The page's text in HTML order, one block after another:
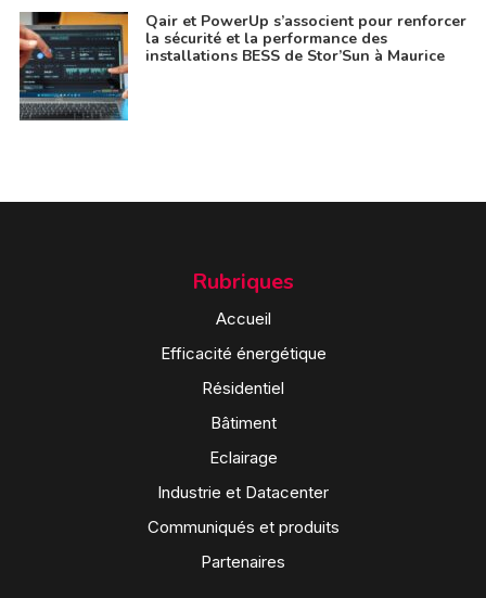
Qair et PowerUp s’associent pour renforcer
la sécurité et la performance des
installations BESS de Stor’Sun à Maurice
Rubriques
Accueil
Efficacité énergétique
Résidentiel
Bâtiment
Eclairage
Industrie et Datacenter
Communiqués et produits
Partenaires